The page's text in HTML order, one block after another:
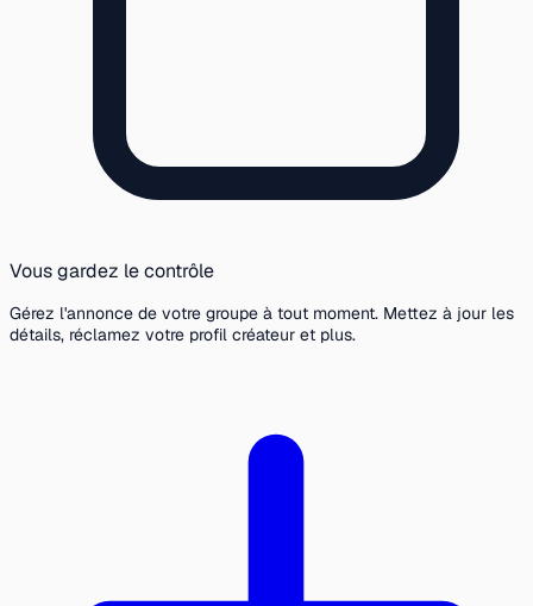
Vous gardez le contrôle
Gérez l'annonce de votre groupe à tout moment. Mettez à jour les
détails, réclamez votre profil créateur et plus.